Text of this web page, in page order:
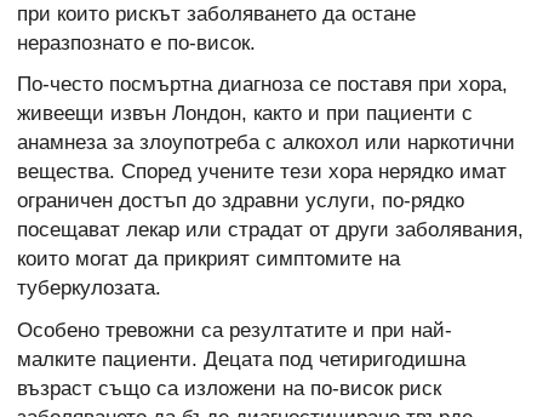
при които рискът заболяването да остане
неразпознато е по-висок.
По-често посмъртна диагноза се поставя при хора,
живеещи извън Лондон, както и при пациенти с
анамнеза за злоупотреба с алкохол или наркотични
вещества. Според учените тези хора нерядко имат
ограничен достъп до здравни услуги, по-рядко
посещават лекар или страдат от други заболявания,
които могат да прикрият симптомите на
туберкулозата.
Особено тревожни са резултатите и при най-
малките пациенти. Децата под четиригодишна
възраст също са изложени на по-висок риск